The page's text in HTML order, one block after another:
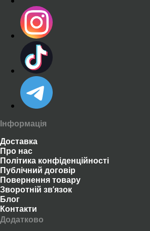
Інформація
Доставка
Про нас
Політика конфіденційності
Публічний договір
Повернення товару
Зворотній зв’язок
Блог
Контакти
Додатково